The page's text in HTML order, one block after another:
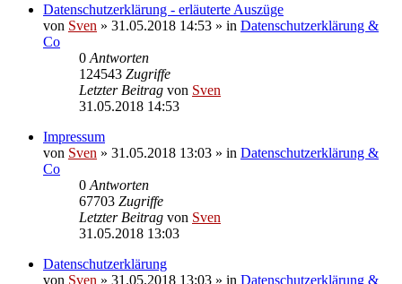
Datenschutzerklärung - erläuterte Auszüge
von Sven » 31.05.2018 14:53 » in Datenschutzerklärung &
Co
0 Antworten
124543 Zugriffe
Letzter Beitrag von Sven
31.05.2018 14:53
Impressum
von Sven » 31.05.2018 13:03 » in Datenschutzerklärung &
Co
0 Antworten
67703 Zugriffe
Letzter Beitrag von Sven
31.05.2018 13:03
Datenschutzerklärung
von Sven » 31.05.2018 13:03 » in Datenschutzerklärung &